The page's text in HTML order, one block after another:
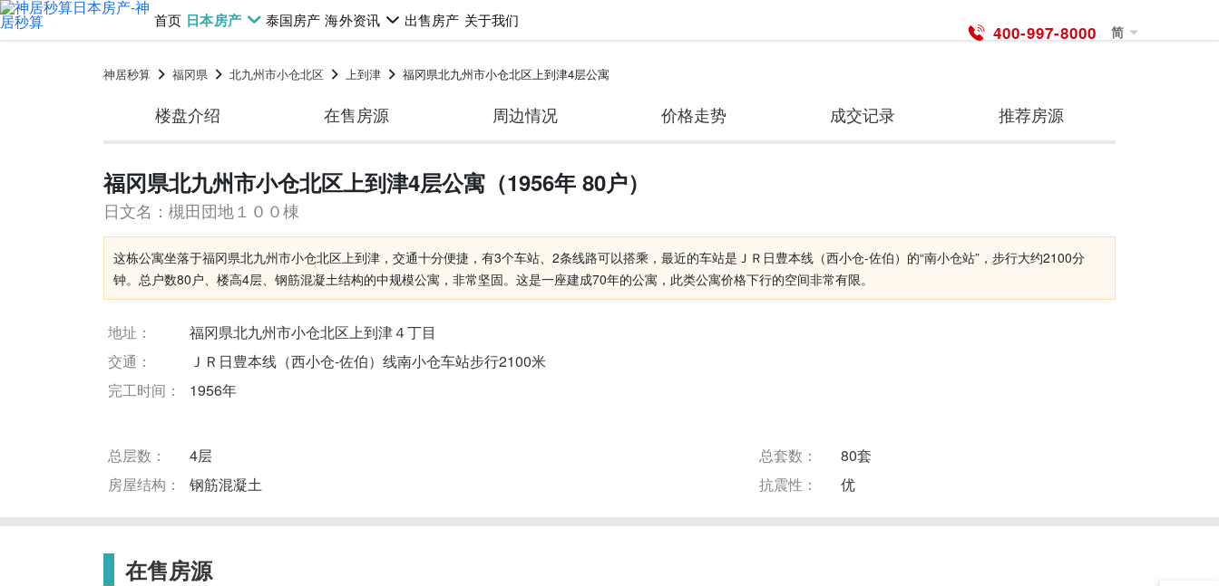
400-997-8000 简
首页 日本房产 泰国房产 海外资讯 出售房产 关于我们
神居秒算 福冈県 北九州市小仓北区 上到津 福冈県北九州市小仓北区上到津4层公寓
楼盘介绍 在售房源 周边情况 价格走势 成交记录 推荐房源
福冈県北九州市小仓北区上到津4层公寓（1956年 80户）
日文名：槻田団地１００棟
这栋公寓坐落于福冈県北九州市小仓北区上到津，交通十分便捷，有3个车站、2条线路可以搭乘，最近的车站是ＪＲ日豊本线（西小仓-佐伯）的“南小仓站”，步行大约2100分
钟。总户数80户、楼高4层、钢筋混凝土结构的中规模公寓，非常坚固。这是一座建成70年的公寓，此类公寓价格下行的空间非常有限。
地址：
福冈県北九州市小仓北区上到津４丁目
交通：
ＪＲ日豊本线（西小仓-佐伯）线南小仓车站步行2100米
完工时间：
1956年
总层数： 4层 总套数：
80套
房屋结构：
钢筋混凝土 抗震性： 优
在售房源